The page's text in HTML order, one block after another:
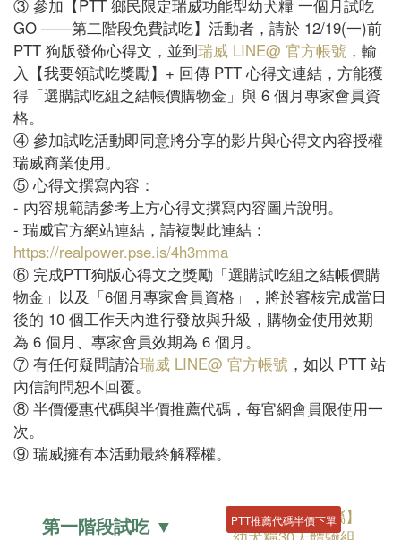
③ 參加【PTT 鄉民限定瑞威功能型幼犬糧 一個月試吃
GO ——第二階段免費試吃】活動者，請於 12/19(一)前
PTT 狗版發佈心得文，並到瑞威 LINE@ 官方帳號 ，輸
入【我要領試吃獎勵】+ 回傳 PTT 心得文連結，方能獲
得「選購試吃組之結帳價購物金」與 6 個月專家會員資
格。
④ 參加試吃活動即同意將分享的影片與心得文內容授權
瑞威商業使用。
⑤ 心得文撰寫內容：
- 內容規範請參考上方心得文撰寫內容圖片說明。
- 瑞威官方網站連結，請複製此連結：
https://realpower.pse.is/4h3mma
⑥ 完成PTT狗版心得文之獎勵「選購試吃組之結帳價購
物金」以及「6個月專家會員資格」，將於審核完成當日
後的 10 個工作天內進行發放與升級，購物金使用效期
為 6 個月、專家會員效期為 6 個月。
⑦ 有任何疑問請洽瑞威 LINE@ 官方帳號 ，如以 PTT 站
內信詢問恕不回覆。
⑧ 半價優惠代碼與半價推薦代碼，每官網會員限使用一
次。
⑨ 瑞威擁有本活動最終解釋權。
第一階段試吃 ▼ PTT推薦代碼半價下單